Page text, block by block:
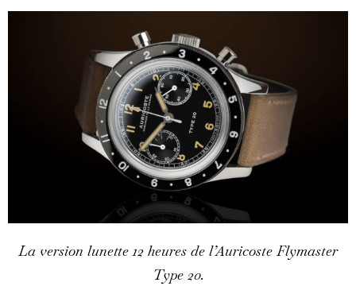
La version lunette 12 heures de l’Auricoste Flymaster
Type 20.